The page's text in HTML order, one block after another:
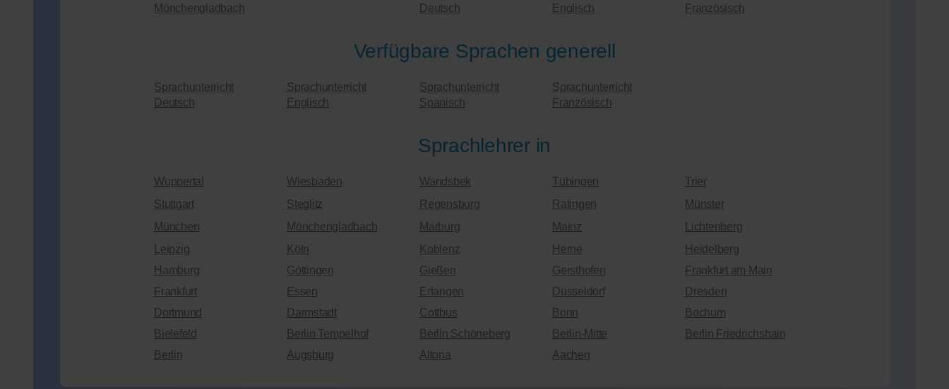
Mönchengladbach
Deutsch Englisch Französisch
Verfügbare Sprachen generell
Sprachunterricht
Deutsch
Sprachunterricht
Englisch
Sprachunterricht
Spanisch
Sprachunterricht
Französisch
Sprachlehrer in
Wuppertal Wiesbaden Wandsbek Tübingen
Trier
Stuttgart
Steglitz Regensburg Ratingen
Münster
München
Mönchengladbach Marburg Mainz
Lichtenberg
Leipzig
Köln Koblenz Herne
Heidelberg
Hamburg
Göttingen Gießen Gersthofen
Frankfurt am Main
Frankfurt
Essen Erlangen Düsseldorf
Dresden
Dortmund
Darmstadt Cottbus Bonn
Bochum
Bielefeld
Berlin Tempelhof Berlin Schöneberg Berlin-Mitte
Berlin Friedrichshain
Berlin
Augsburg Altona Aachen